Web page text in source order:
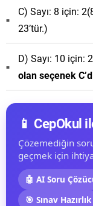
C) Sayı: 8 için:
23’tür.)
D) Sayı: 10 için:
olan seçenek
📱 CepOkul
Çözemediğin
geçmek için
🤖 AI Soru
🎯 Sınav Hazırlık